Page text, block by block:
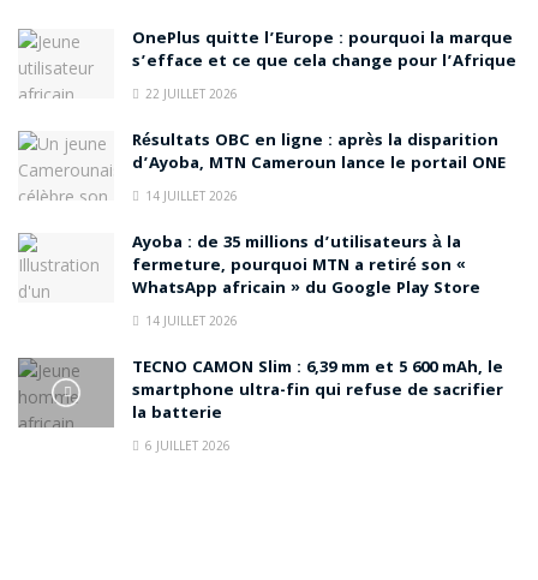
OnePlus quitte l’Europe : pourquoi la marque
s’efface et ce que cela change pour l’Afrique
22 JUILLET 2026
Résultats OBC en ligne : après la disparition
d’Ayoba, MTN Cameroun lance le portail ONE
14 JUILLET 2026
Ayoba : de 35 millions d’utilisateurs à la
fermeture, pourquoi MTN a retiré son «
WhatsApp africain » du Google Play Store
14 JUILLET 2026
TECNO CAMON Slim : 6,39 mm et 5 600 mAh, le
smartphone ultra-fin qui refuse de sacrifier
la batterie
6 JUILLET 2026